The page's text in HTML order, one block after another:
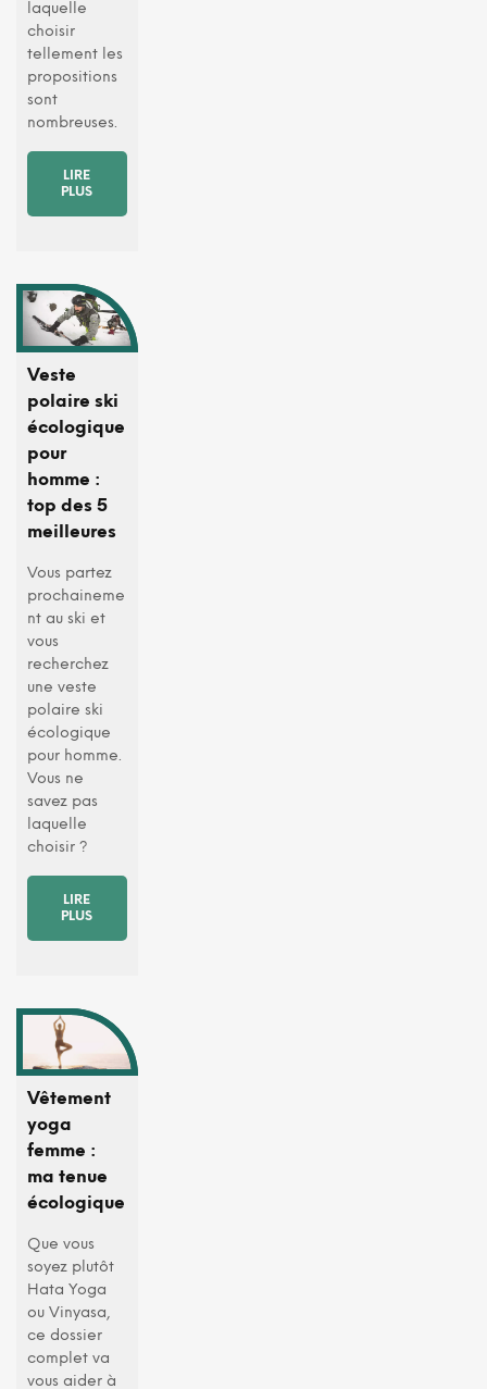
laquelle
choisir
tellement les
propositions
sont
nombreuses.
LIRE
PLUS
Veste
polaire ski
écologique
pour
homme :
top des 5
meilleures
Vous partez
prochaineme
nt au ski et
vous
recherchez
une veste
polaire ski
écologique
pour homme.
Vous ne
savez pas
laquelle
choisir ?
LIRE
PLUS
Vêtement
yoga
femme :
ma tenue
écologique
Que vous
soyez plutôt
Hata Yoga
ou Vinyasa,
ce dossier
complet va
vous aider à